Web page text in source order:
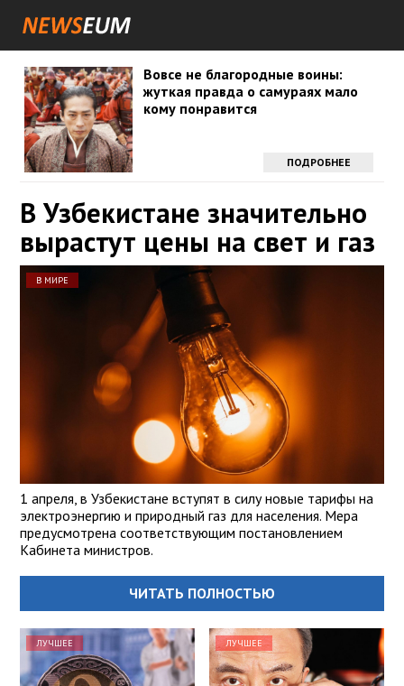
Вовсе не благородные воины:
жуткая правда о самураях мало
кому понравится
ПОДРОБНЕЕ
В Узбекистане значительно
вырастут цены на свет и газ
В МИРЕ
1 апреля, в Узбекистане вступят в силу новые тарифы на
электроэнергию и природный газ для населения. Мера
предусмотрена соответствующим постановлением
Кабинета министров.
ЧИТАТЬ ПОЛНОСТЬЮ
ЛУЧШЕЕ ЛУЧШЕЕ